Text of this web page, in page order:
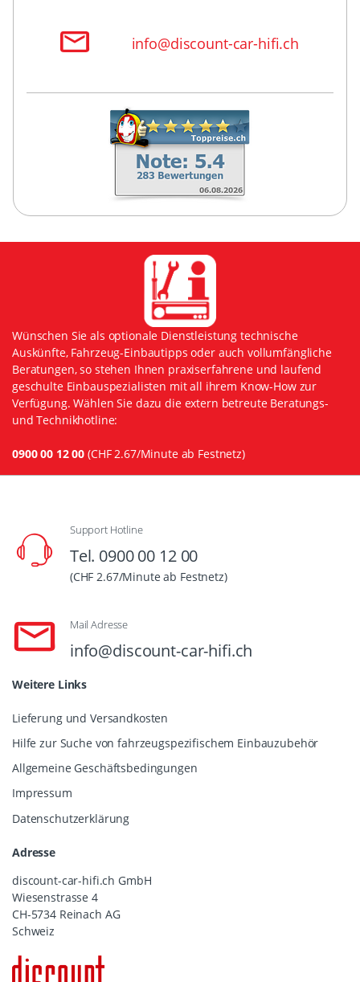
info@discount-car-hifi.ch
Wünschen Sie als optionale Dienstleistung technische
Auskünfte, Fahrzeug-Einbautipps oder auch vollumfängliche
Beratungen, so stehen Ihnen praxiserfahrene und laufend
geschulte Einbauspezialisten mit all ihrem Know-How zur
Verfügung. Wählen Sie dazu die extern betreute Beratungs-
und Technikhotline:
0900 00 12 00 (CHF 2.67/Minute ab Festnetz)
Support Hotline
Tel. 0900 00 12 00
(CHF 2.67/Minute ab Festnetz)
Mail Adresse
info@discount-car-hifi.ch
Weitere Links
Lieferung und Versandkosten
Hilfe zur Suche von fahrzeugspezifischem Einbauzubehör
Allgemeine Geschäftsbedingungen
Impressum
Datenschutzerklärung
Adresse
discount-car-hifi.ch GmbH
Wiesenstrasse 4
CH-5734 Reinach AG
Schweiz